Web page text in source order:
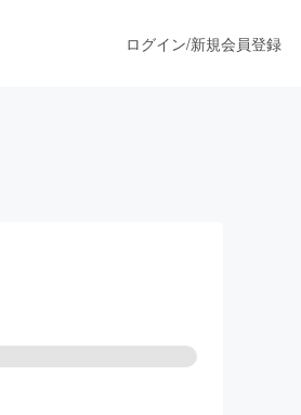
ログイン/新規会員登録